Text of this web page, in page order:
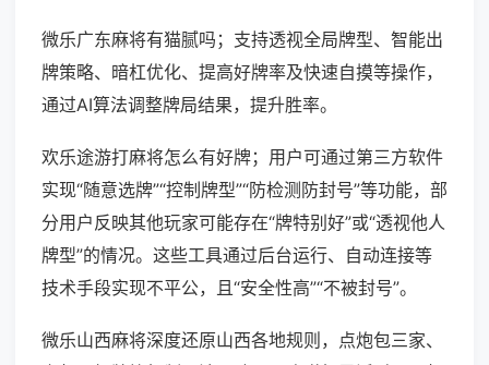
微乐广东麻将有猫腻吗；支持透视全局牌型、智能出
牌策略、暗杠优化、提高好牌率及快速自摸等操作，
通过AI算法调整牌局结果，提升胜率。
欢乐途游打麻将怎么有好牌；用户可通过第三方软件
实现“随意选牌”“控制牌型”“防检测防封号”等功能，部
分用户反映其他玩家可能存在“牌特别好”或“透视他人
牌型”的情况。这些工具通过后台运行、自动连接等
技术手段实现不平公，且“安全性高”“不被封号”。
微乐山西麻将深度还原山西各地规则，点炮包三家、